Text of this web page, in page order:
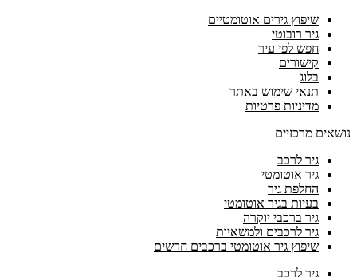
שיפוץ גירים אוטומטיים
גיר רובוטי
חפש לפי עיר
קישורים
בלוג
תנאי שימוש באתר
מדיניות פרטיות
נושאים מרכזיים
גיר לרכב
גיר אוטומטי
החלפת גיר
בעיות בגיר אוטומטי
גיר ברכבי יוקרה
גיר לרכבים ולמשאיות
שיפוץ גיר אוטומטי ברכבים חדשים
גיר לרכב